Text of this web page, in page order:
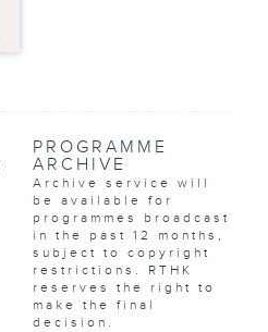
PROGRAMME
ARCHIVE
Archive service will
be available for
programmes broadcast
in the past 12 months,
subject to copyright
restrictions. RTHK
reserves the right to
make the final
decision.